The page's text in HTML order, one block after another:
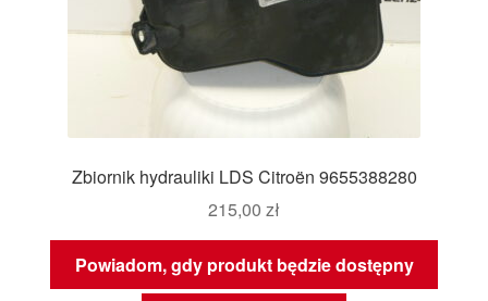
Zbiornik hydrauliki LDS Citroën 9655388280
215,00 zł
Powiadom, gdy produkt będzie dostępny